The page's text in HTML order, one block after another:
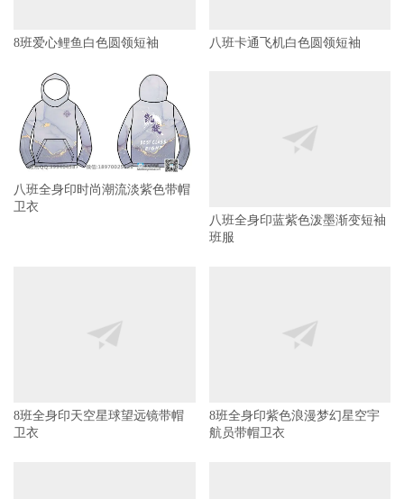
8班爱心鲤鱼白色圆领短袖 八班卡通飞机白色圆领短袖
八班全身印时尚潮流淡紫色带帽
卫衣
八班全身印蓝紫色泼墨渐变短袖
班服
8班全身印天空星球望远镜带帽
卫衣
8班全身印紫色浪漫梦幻星空宇
航员带帽卫衣